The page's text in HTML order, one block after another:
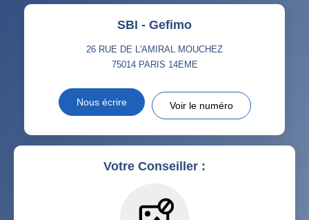
SBI - Gefimo
26 RUE DE L'AMIRAL MOUCHEZ
75014 PARIS 14EME
Nous écrire Voir le numéro
Votre Conseiller :